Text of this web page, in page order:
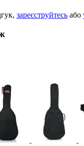
зареєструйтесь або